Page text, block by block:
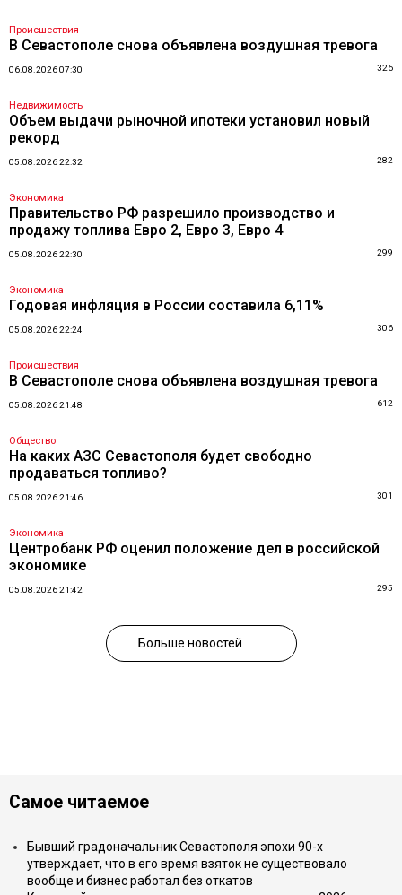
Происшествия
В Севастополе снова объявлена воздушная тревога
06.08.2026 07:30 326
Недвижимость
Объем выдачи рыночной ипотеки установил новый
рекорд
05.08.2026 22:32 282
Экономика
Правительство РФ разрешило производство и
продажу топлива Евро 2, Евро 3, Евро 4
05.08.2026 22:30 299
Экономика
Годовая инфляция в России составила 6,11%
05.08.2026 22:24 306
Происшествия
В Севастополе снова объявлена воздушная тревога
05.08.2026 21:48 612
Общество
На каких АЗС Севастополя будет свободно
продаваться топливо?
05.08.2026 21:46 301
Экономика
Центробанк РФ оценил положение дел в российской
экономике
05.08.2026 21:42 295
Больше новостей
Самое читаемое
Бывший градоначальник Севастополя эпохи 90-х
утверждает, что в его время взяток не существовало
вообще и бизнес работал без откатов